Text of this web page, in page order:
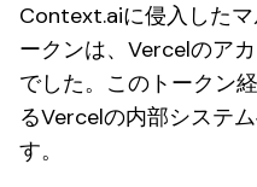
Context.aiに侵入した
ークンは、Vercelのア
でした。このトークン
るVercelの内部システ
す。